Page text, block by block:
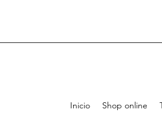
Inicio Shop online